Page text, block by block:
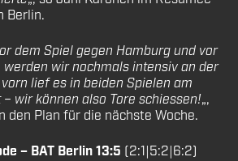
Berlin.
dem Spiel gegen Hamburg und vor
wir nochmals intensiv an der
lief es in beiden Spielen am
wir können also Tore schiessen!„,
den Plan für die nächste Woche.
– BAT Berlin 13:5 (2:1|5:2|6:2)